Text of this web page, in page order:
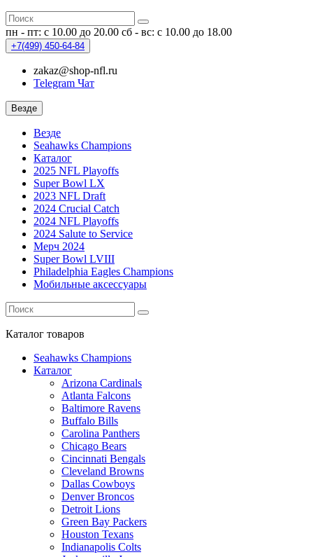
пн - пт: с 10.00 до 20.00 сб - вс: с 10.00 до 18.00
+7(499) 450-64-84
zakaz@shop-nfl.ru
Telegram Чат
Везде
Везде
Seahawks Champions
Каталог
2025 NFL Playoffs
Super Bowl LX
2023 NFL Draft
2024 Crucial Catch
2024 NFL Playoffs
2024 Salute to Service
Мерч 2024
Super Bowl LVIII
Philadelphia Eagles Champions
Мобильные аксессуары
Каталог товаров
Seahawks Champions
Каталог
Arizona Cardinals
Atlanta Falcons
Baltimore Ravens
Buffalo Bills
Carolina Panthers
Chicago Bears
Cincinnati Bengals
Cleveland Browns
Dallas Cowboys
Denver Broncos
Detroit Lions
Green Bay Packers
Houston Texans
Indianapolis Colts